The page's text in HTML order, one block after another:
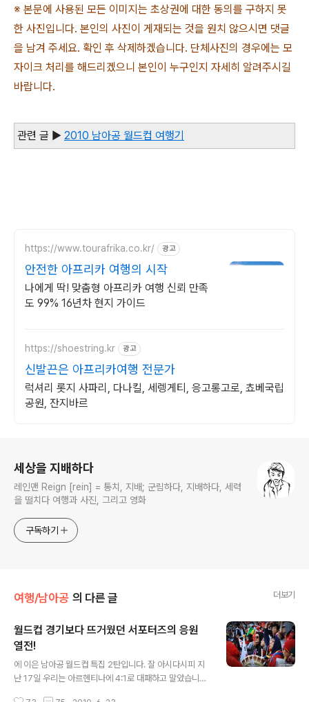
※ 본문에 사용된 모든 이미지는 초상권에 대한 동의를 구하지 못
한 사진입니다. 본인의 사진이 게재되는 것을 원치 않으시면 댓글
을 남겨 주세요. 확인 후 삭제하겠습니다. 단체사진의 경우에는 모
자이크 처리를 해드리겠으니 본인이 누구인지 자세히 알려주시길
바랍니다.
관련 글 ▶ 2010 남아공 월드컵 여행기
https://www.tourafrika.co.kr/ 광고
안전한 아프리카 여행의 시작
나에게 딱! 맞춤형 아프리카 여행 신뢰 만족
도 99% 16년차 현지 가이드
https://shoestring.kr 광고
신발끈은 아프리카여행 전문가
럭셔리 롯지 사파리, 다나킬, 세렝게티, 응고롱고로, 쵸베국립
공원, 잔지바르
세상을 지배하다
레인맨 Reign [rein] = 통치, 지배; 군림하다, 지배하다, 세력
을 떨치다 여행과 사진, 그리고 영화
구독하기
여행/남아공 의 다른 글 더보기
월드컵 경기보다 뜨거웠던 서포터즈의 응원
열전!
에 이은 남아공 월드컵 특집 2탄입니다. 잘 아시다시피 지
난 17일 우리는 아르헨티나에 4:1로 대패하고 말았습니다.